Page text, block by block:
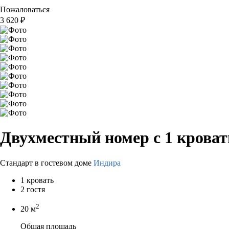
Пожаловаться
3 620 ₽
Двухместный номер с 1
Стандарт в гостевом доме Индира
1 кровать
2 гостя
20 м2
Общая площадь